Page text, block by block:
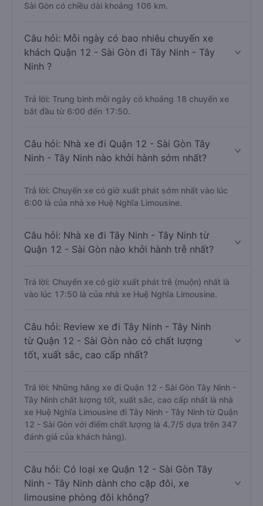
Sài Gòn có chiều dài khoảng 106 km.
Câu hỏi: Mỗi ngày có bao nhiêu chuyến xe
khách Quận 12 - Sài Gòn đi Tây Ninh - Tây
Ninh ?
Trả lời: Trung bình mỗi ngày có khoảng 18 chuyến xe
bắt đầu từ 6:00 đến 17:50.
Câu hỏi: Nhà xe đi Quận 12 - Sài Gòn Tây
Ninh - Tây Ninh nào khởi hành sớm nhất?
Trả lời: Chuyến xe có giờ xuất phát sớm nhất vào lúc
6:00 là của nhà xe Huệ Nghĩa Limousine.
Câu hỏi: Nhà xe đi Tây Ninh - Tây Ninh từ
Quận 12 - Sài Gòn nào khởi hành trễ nhất?
Trả lời: Chuyến xe có giờ xuất phát trễ (muộn) nhất là
vào lúc 17:50 là của nhà xe Huệ Nghĩa Limousine.
Câu hỏi: Review xe đi Tây Ninh - Tây Ninh
từ Quận 12 - Sài Gòn nào có chất lượng
tốt, xuất sắc, cao cấp nhất?
Trả lời: Những hãng xe đi Quận 12 - Sài Gòn Tây Ninh -
Tây Ninh chất lượng tốt, xuất sắc, cao cấp nhất là nhà
xe Huệ Nghĩa Limousine đi Tây Ninh - Tây Ninh từ Quận
12 - Sài Gòn với điểm chất lượng là 4.7/5 dựa trên 347
đánh giá của khách hàng).
Câu hỏi: Có loại xe Quận 12 - Sài Gòn Tây
Ninh - Tây Ninh dành cho cặp đôi, xe
limousine phòng đôi không?